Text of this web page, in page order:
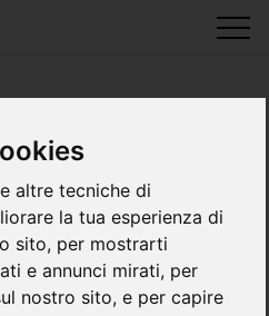
altre tecniche di
la tua esperienza di
sito, per mostrarti
e annunci mirati, per
nostro sito, e per capire